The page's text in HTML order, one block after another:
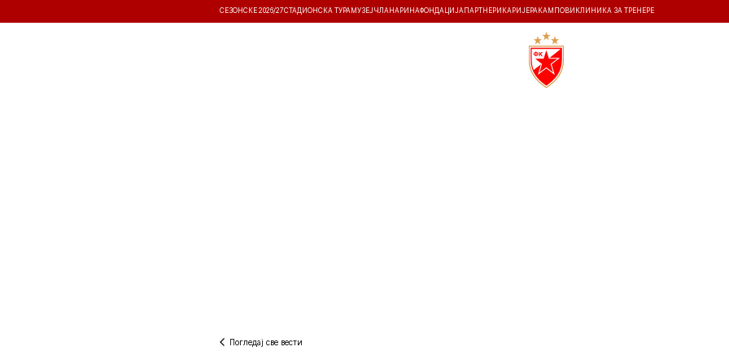
СЕЗОНСКЕ 2026/27СТАДИОНСКА ТУРА МУЗЕЈ ЧЛАНАРИНАФОНДАЦИЈА ПАРТНЕРИ КАРИЈЕРА КАМПОВИ КЛИНИКА ЗА ТРЕНЕРЕ
Погледај све вести